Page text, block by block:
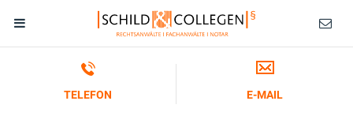
TELEFON E-MAIL